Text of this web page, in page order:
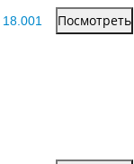
18.001 Посмотреть